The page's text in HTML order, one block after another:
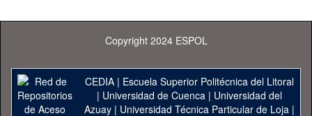
Copyright 2024 ESPOL
CEDIA| Escuela Superior Politécnica del Litoral
| Universidad de Cuenca| Universidad del
Azuay| Universidad Técnica Particular de Loja|